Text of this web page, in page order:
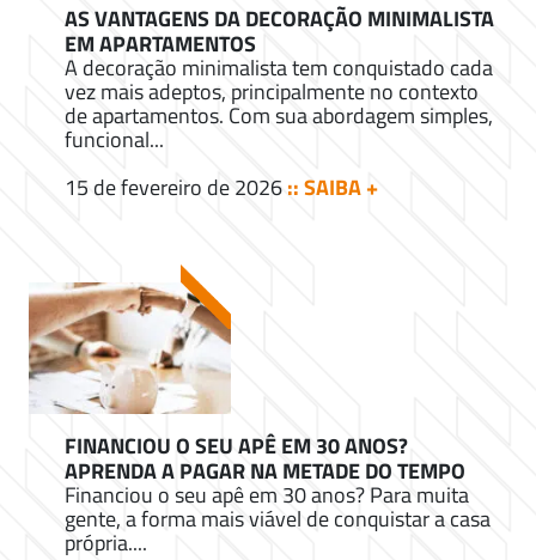
AS VANTAGENS DA DECORAÇÃO MINIMALISTA
EM APARTAMENTOS
A decoração minimalista tem conquistado cada
vez mais adeptos, principalmente no contexto
de apartamentos. Com sua abordagem simples,
funcional...
15 de fevereiro de 2026:: SAIBA +
FINANCIOU O SEU APÊ EM 30 ANOS?
APRENDA A PAGAR NA METADE DO TEMPO
Financiou o seu apê em 30 anos? Para muita
gente, a forma mais viável de conquistar a casa
própria....